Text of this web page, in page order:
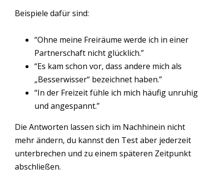
Beispiele dafür sind:
“Ohne meine Freiräume werde ich in einer
Partnerschaft nicht glücklich.”
“Es kam schon vor, dass andere mich als
„Besserwisser“ bezeichnet haben.”
“In der Freizeit fühle ich mich häufig unruhig
und angespannt.”
Die Antworten lassen sich im Nachhinein nicht
mehr ändern, du kannst den Test aber jederzeit
unterbrechen und zu einem späteren Zeitpunkt
abschließen.